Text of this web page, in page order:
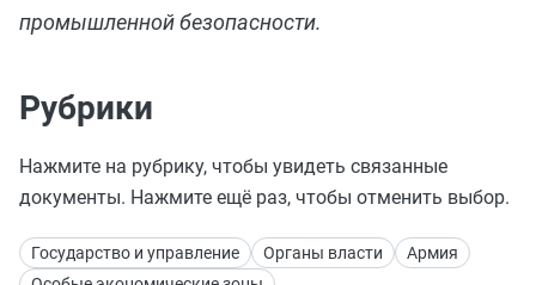
промышленной безопасности.
Рубрики
Нажмите на рубрику, чтобы увидеть связанные
документы. Нажмите ещё раз, чтобы отменить выбор.
Государство и управление Органы власти
Армия